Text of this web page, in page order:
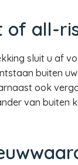
of all-
sluit u af
buiten
ook
van buiten